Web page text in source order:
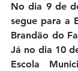
No dia 9 de
segue para a
Brandão do
Já no dia 10
Escola